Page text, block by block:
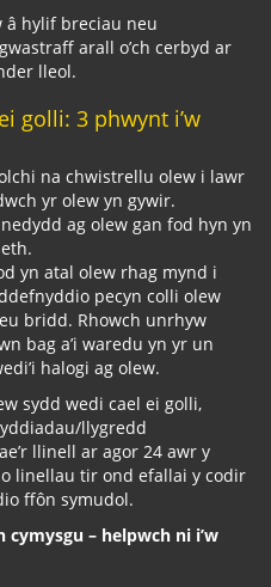
â hylif breciau neu
arall o’ch cerbyd ar
lleol.
golli: 3 phwynt i’w
na chwistrellu olew i lawr
yr olew yn gywir.
ag olew gan fod hyn yn
yn atal olew rhag mynd i
pecyn colli olew
bridd. Rhowch unrhyw
bag a’i waredu yn yr un
halogi ag olew.
sydd wedi cael ei golli,
llygredd
llinell ar agor 24 awr y
linellau tir ond efallai y codir
ffôn symudol.
– helpwch ni i’w